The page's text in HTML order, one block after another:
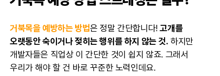
거북목을 예방하는 방법은 정말 간단합니다!고개를
오랫동안 숙이거나 젖히는 행위를 하지 않는 것. 하지만
개발자들은 직업상 이 간단한 것이 쉽지 않죠. 그래서
우리가 해야 할 건 바로 꾸준한 노력인데요.